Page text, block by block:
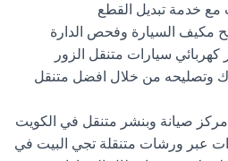
مع خدمة تبديل القطع
مكيف السيارة وفحص الدارة
كهربائي سيارات متنقل الزور
وتصليحه من خلال افضل متنقل
مركز صيانة وبنشر متنقل في الكويت
عبر ورشات متنقلة تجي البيت في